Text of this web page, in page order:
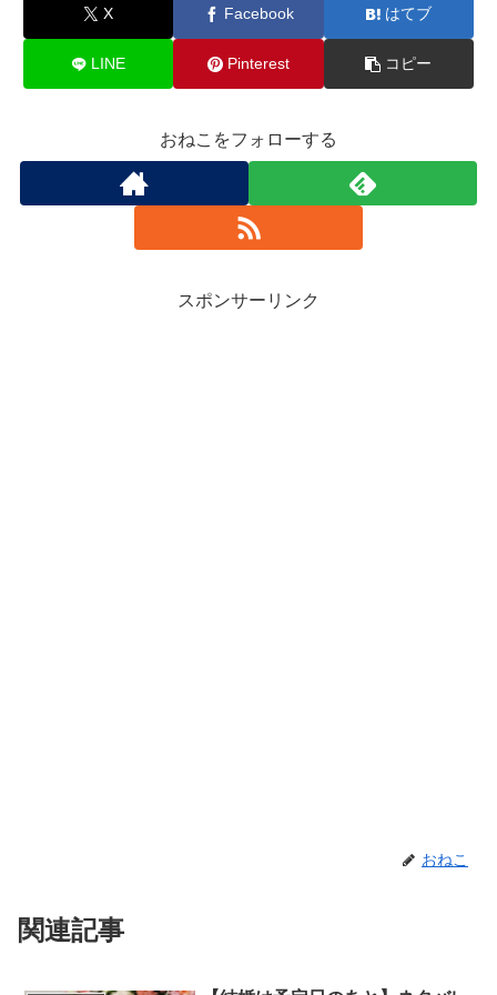
X Facebook はてブ
LINE Pinterest コピー
おねこをフォローする
スポンサーリンク
おねこ
関連記事